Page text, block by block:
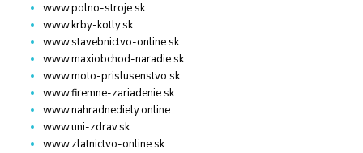
www.polno-stroje.sk
www.krby-kotly.sk
www.stavebnictvo-online.sk
www.maxiobchod-naradie.sk
www.moto-prislusenstvo.sk
www.firemne-zariadenie.sk
www.nahradnediely.online
www.uni-zdrav.sk
www.zlatnictvo-online.sk